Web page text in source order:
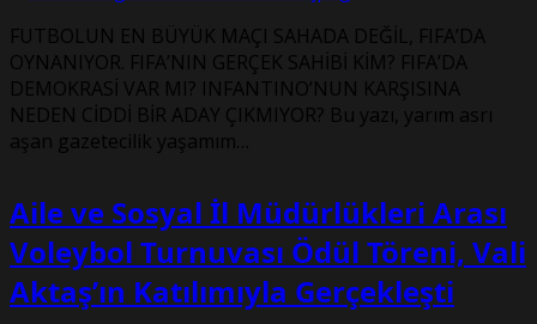
FUTBOLUN EN BÜYÜK MAÇI SAHADA DEĞİL, FIFA’DA
OYNANIYOR. FIFA’NIN GERÇEK SAHİBİ KİM? FIFA’DA
DEMOKRASİ VAR MI? INFANTINO’NUN KARŞISINA
NEDEN CİDDİ BİR ADAY ÇIKMIYOR? Bu yazı, yarım asrı
aşan gazetecilik yaşamım…
Aile ve Sosyal İl Müdürlükleri Arası
Voleybol Turnuvası Ödül Töreni, Vali
Aktaş’ın Katılımıyla Gerçekleşti